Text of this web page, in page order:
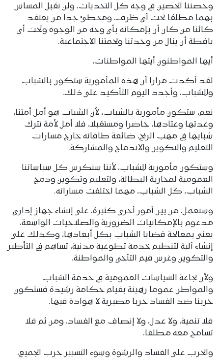
وحصننا الحصين في وجه كل التحديات، ولن نقبل المساس
بهما مطلقا تحت أي ظرف، ومخطئ جدا من يعتقد
كائنا من كان أن بإمكانه بأي وجه من الوجوه وتحت أي
يافطة أن ينال من وحدتنا ولحمتنا الاجتماعية.
أيها المواطنون أيتها المواطنات،
لقد أكدت مرارا أن هذه المأمورية ستكون بالشباب
وللشباب، وأجدد اليوم التأكيد على ذلك.
نعم، ستكون مأمورية بالشباب، لأن الشباب هو أمل أمتنا،
وعدتها وعتادها، حاضرا ومستقبلا، فلا أمل لأمة تترك
شبابها في مهب الريح، ضائعة طاقاته خارج مسارات
التعليم والتكوين والاندماج والمشاركة.
وستكون مأمورية للشباب، لأننا سنكرس كل سياساتنا
العمومية لمحاربة البطالة، ولتعليم وتكوين ودمج
الشباب، كل الشباب، مهما اختلفت مساراته.
وسنعمل، من بين أمور أخرى كثيرة، على إنشاء جهاز إداري
مدعوم بالإمكانيات الضرورية والصلاحيات الواسعة،
يعنى بمعالجة قضايا الشباب بكل أبعادها، وكذلك على
إنشاء آلية لتنظيم خدمة تطوعية مدنية، تساهم في التأطير
والتكوين وغرس قيم التآخي والمواطنة.
ولأن نجاعة السياسات العمومية في خدمة الشباب
والمواطن عموما رهينة بقيام حكامة رشيدة فستكون
حربنا ضد الفساد حربا مصيرية لا هوادة فيها.
فلا تنمية، ولا عدل، ولا إنصاف مع الفساد، ومن ثم فلا
تسامح معه مطلقا.
والحرب على الفساد والرشوة وسوء التسيير حرب الجميع،